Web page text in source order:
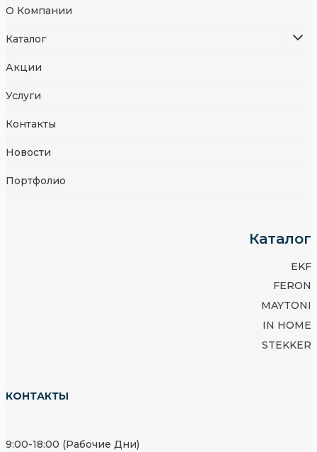
О Компании
Каталог
Акции
Услуги
Контакты
Новости
Портфолио
Каталог
EKF
FERON
MAYTONI
IN HOME
STEKKER
КОНТАКТЫ
9:00-18:00 (Рабочие Дни)